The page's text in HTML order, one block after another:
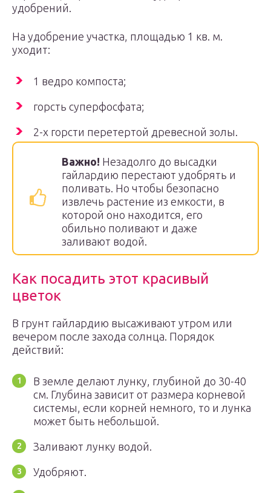
удобрений.
На удобрение участка, площадью 1 кв. м.
уходит:
1 ведро компоста;
горсть суперфосфата;
2-х горсти перетертой древесной золы.
Важно! Незадолго до высадки
гайлардию перестают удобрять и
поливать. Но чтобы безопасно
извлечь растение из емкости, в
которой оно находится, его
обильно поливают и даже
заливают водой.
Как посадить этот красивый
цветок
В грунт гайлардию высаживают утром или
вечером после захода солнца. Порядок
действий:
В земле делают лунку, глубиной до 30-40
см. Глубина зависит от размера корневой
системы, если корней немного, то и лунка
может быть небольшой.
Заливают лунку водой.
Удобряют.